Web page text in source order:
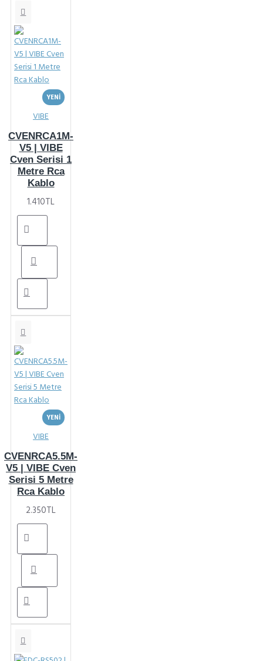
YENI
VIBE
CVENRCA1M-
V5 | VIBE
Cven Serisi 1
Metre Rca
Kablo
1.410TL
YENI
VIBE
CVENRCA5.5M-
V5 | VIBE Cven
Serisi 5 Metre
Rca Kablo
2.350TL